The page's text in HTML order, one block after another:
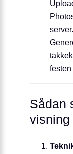
server.
festen
Sådan
visning